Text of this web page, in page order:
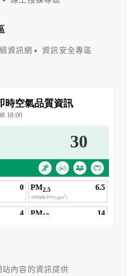
資訊網
資訊安全專區
站內容的資訊提供